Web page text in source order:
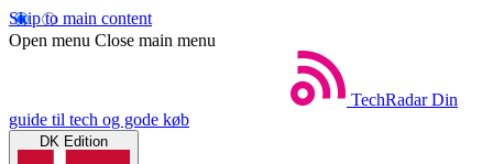
Skip to main content
Open menu Close main menu
TechRadar Din
guide til tech og gode køb
DK Edition